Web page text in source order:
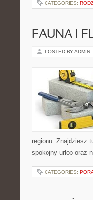
CATEGORIES:
FAUNA I
POSTED BY ADMIN
regionu. Znajdziesz
spokojny urlop oraz
CATEGORIES: